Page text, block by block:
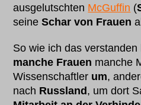
ausgelutschten McGuffin (
seineSchar von Frauen
So wie ich das verstanden
manche Frauen manche
Wissenschaftler um,
nach Russland , um dort